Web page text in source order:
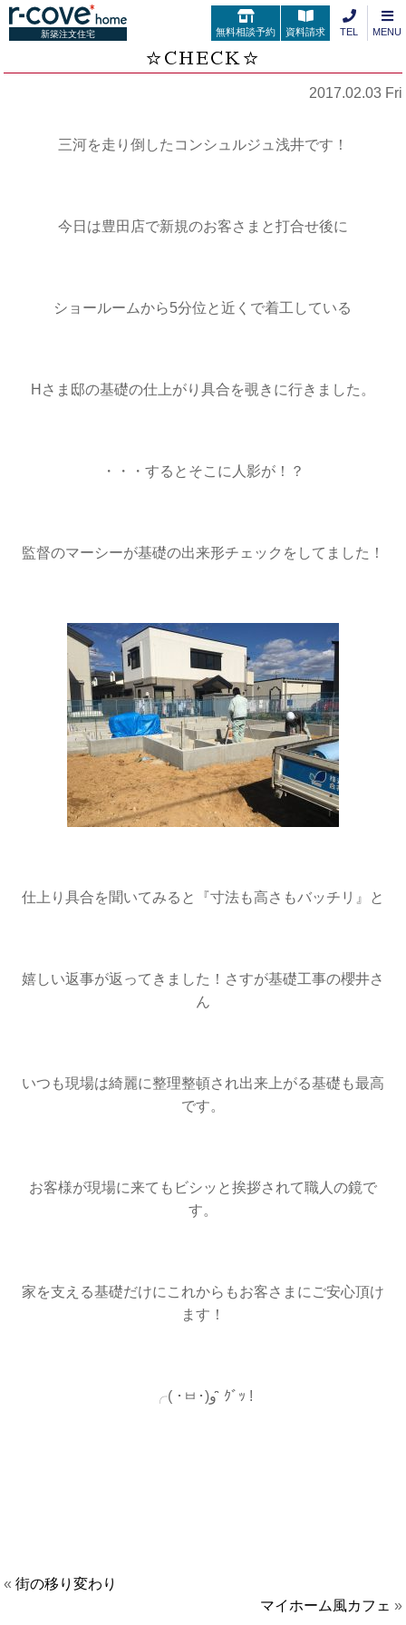
新築注文住宅 無料相談予約 資料請求 TEL MENU
☆CHECK☆
2017.02.03 Fri
三河を走り倒したコンシュルジュ浅井です！
今日は豊田店で新規のお客さまと打合せ後に
ショールームから5分位と近くで着工している
Hさま邸の基礎の仕上がり具合を覗きに行きました。
・・・するとそこに人影が！？
監督のマーシーが基礎の出来形チェックをしてました！
仕上り具合を聞いてみると『寸法も高さもバッチリ』と
嬉しい返事が返ってきました！さすが基礎工事の櫻井さ
ん
いつも現場は綺麗に整理整頓され出来上がる基礎も最高
です。
お客様が現場に来てもビシッと挨拶されて職人の鏡で
す。
家を支える基礎だけにこれからもお客さまにご安心頂け
ます！
╭( ･ㅂ･)و ̑̑ ｸﾞｯ !
«街の移り変わり
マイホーム風カフェ »